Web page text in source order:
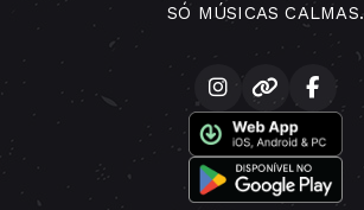
SÓ MÚSICAS CALMAS.